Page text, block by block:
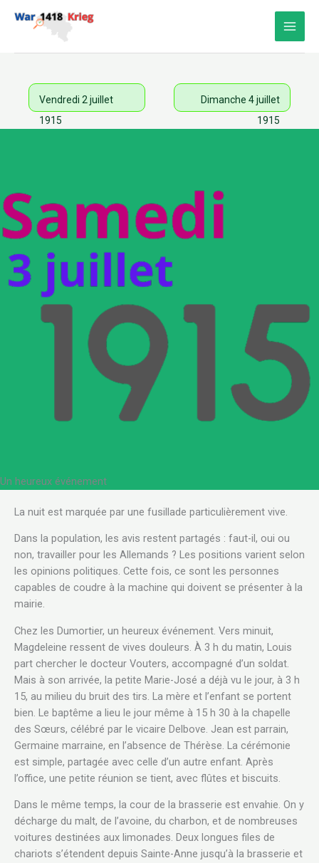
Vendredi 2 juillet
1915
Dimanche 4 juillet
1915
Un heureux événement
La nuit est marquée par une fusillade particulièrement vive.
Dans la population, les avis restent partagés : faut-il, oui ou
non, travailler pour les Allemands ? Les positions varient selon
les opinions politiques. Cette fois, ce sont les personnes
capables de coudre à la machine qui doivent se présenter à la
mairie.
Chez les Dumortier, un heureux événement. Vers minuit,
Magdeleine ressent de vives douleurs. À 3 h du matin, Louis
part chercher le docteur Vouters, accompagné d’un soldat.
Mais à son arrivée, la petite Marie-José a déjà vu le jour, à 3 h
15, au milieu du bruit des tirs. La mère et l’enfant se portent
bien. Le baptême a lieu le jour même à 15 h 30 à la chapelle
des Sœurs, célébré par le vicaire Delbove. Jean est parrain,
Germaine marraine, en l’absence de Thérèse. La cérémonie
est simple, partagée avec celle d’un autre enfant. Après
l’office, une petite réunion se tient, avec flûtes et biscuits.
Dans le même temps, la cour de la brasserie est envahie. On y
décharge du malt, de l’avoine, du charbon, et de nombreuses
voitures destinées aux limonades. Deux longues files de
chariots s’étendent depuis Sainte-Anne jusqu’à la brasserie et